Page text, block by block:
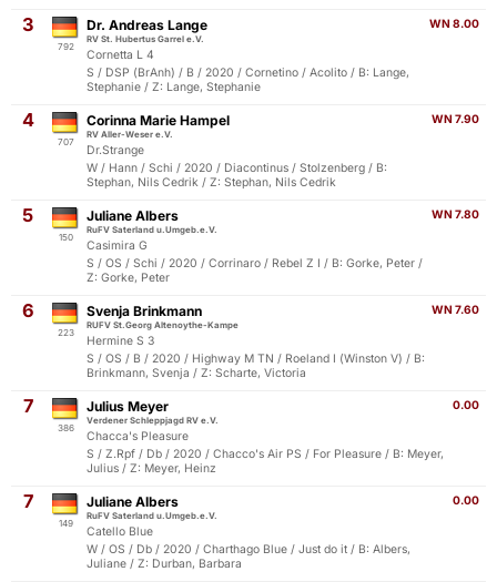
3
792
WN 8.00
Dr. Andreas Lange
RV St. Hubertus Garrel e.V.
Cornetta L 4
S / DSP (BrAnh) / B / 2020 / Cornetino / Acolito / B: Lange,
Stephanie / Z: Lange, Stephanie
4
707
WN 7.90
Corinna Marie Hampel
RV Aller-Weser e.V.
Dr.Strange
W / Hann / Schi / 2020 / Diacontinus / Stolzenberg / B:
Stephan, Nils Cedrik / Z: Stephan, Nils Cedrik
5
150
WN 7.80
Juliane Albers
RuFV Saterland u.Umgeb.e.V.
Casimira G
S / OS / Schi / 2020 / Corrinaro / Rebel Z I / B: Gorke, Peter /
Z: Gorke, Peter
6
223
WN 7.60
Svenja Brinkmann
RUFV St.Georg Altenoythe-Kampe
Hermine S 3
S / OS / B / 2020 / Highway M TN / Roeland I (Winston V) / B:
Brinkmann, Svenja / Z: Scharte, Victoria
7
386
0.00
Julius Meyer
Verdener Schleppjagd RV e.V.
Chacca's Pleasure
S / Z.Rpf / Db / 2020 / Chacco's Air PS / For Pleasure / B: Meyer,
Julius / Z: Meyer, Heinz
7
149
0.00
Juliane Albers
RuFV Saterland u.Umgeb.e.V.
Catello Blue
W / OS / Db / 2020 / Charthago Blue / Just do it / B: Albers,
Juliane / Z: Durban, Barbara